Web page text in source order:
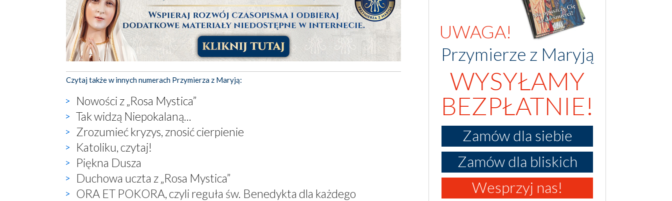
Czytaj także w innych numerach Przymierza z Maryją:
Nowości z „Rosa Mystica”
Tak widzą Niepokalaną...
Zrozumieć kryzys, znosić cierpienie
Katoliku, czytaj!
Piękna Dusza
Duchowa uczta z „Rosa Mystica”
ORA ET POKORA, czyli reguła św. Benedykta dla każdego
UWAGA!
Przymierze z Maryją
WYSYŁAMY
BEZPŁATNIE!
Zamów dla siebie
Zamów dla bliskich
Wesprzyj nas!